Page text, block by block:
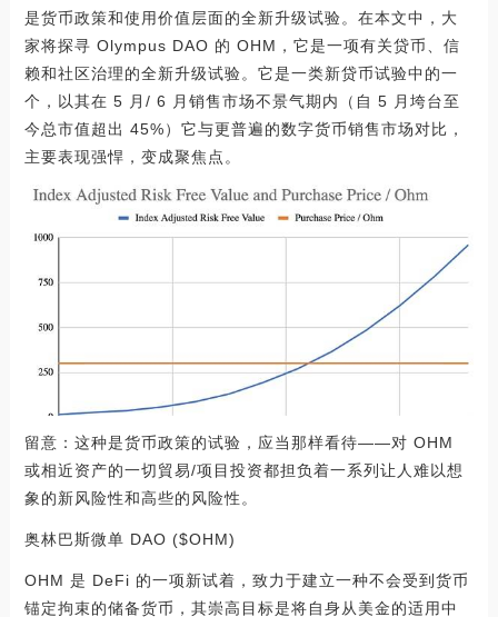
是货币政策和使用价值层面的全新升级试验。在本文中，大
家将探寻 Olympus DAO 的 OHM，它是一项有关贷币、信
赖和社区治理的全新升级试验。它是一类新贷币试验中的一
个，以其在 5 月/ 6 月销售市场不景气期内（自 5 月垮台至
今总市值超出 45%）它与更普遍的数字货币销售市场对比，
主要表现强悍，变成聚焦点。
留意：这种是货币政策的试验，应当那样看待——对 OHM
或相近资产的一切貿易/项目投资都担负着一系列让人难以想
象的新风险性和高些的风险性。
奥林巴斯微单 DAO ($OHM)
OHM 是 DeFi 的一项新试着，致力于建立一种不会受到货币
锚定拘束的储备货币，其崇高目标是将自身从美金的适用中